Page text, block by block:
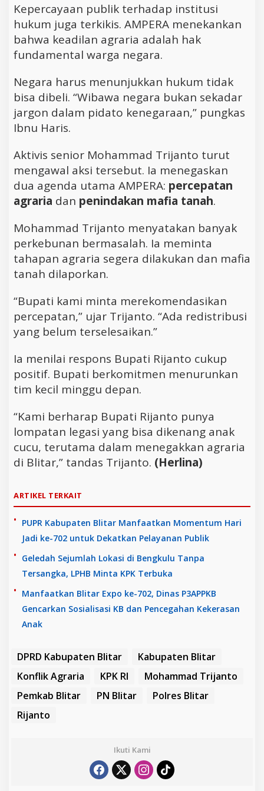
Kepercayaan publik terhadap institusi
hukum juga terkikis. AMPERA menekankan
bahwa keadilan agraria adalah hak
fundamental warga negara.
Negara harus menunjukkan hukum tidak
bisa dibeli. “Wibawa negara bukan sekadar
jargon dalam pidato kenegaraan,” pungkas
Ibnu Haris.
Aktivis senior Mohammad Trijanto turut
mengawal aksi tersebut. Ia menegaskan
dua agenda utama AMPERA: percepatan
agraria dan penindakan mafia tanah.
Mohammad Trijanto menyatakan banyak
perkebunan bermasalah. Ia meminta
tahapan agraria segera dilakukan dan mafia
tanah dilaporkan.
“Bupati kami minta merekomendasikan
percepatan,” ujar Trijanto. “Ada redistribusi
yang belum terselesaikan.”
Ia menilai respons Bupati Rijanto cukup
positif. Bupati berkomitmen menurunkan
tim kecil minggu depan.
“Kami berharap Bupati Rijanto punya
lompatan legasi yang bisa dikenang anak
cucu, terutama dalam menegakkan agraria
di Blitar,” tandas Trijanto. (Herlina)
ARTIKEL TERKAIT
PUPR Kabupaten Blitar Manfaatkan Momentum Hari
Jadi ke-702 untuk Dekatkan Pelayanan Publik
Geledah Sejumlah Lokasi di Bengkulu Tanpa
Tersangka, LPHB Minta KPK Terbuka
Manfaatkan Blitar Expo ke-702, Dinas P3APPKB
Gencarkan Sosialisasi KB dan Pencegahan Kekerasan
Anak
DPRD Kabupaten Blitar
Kabupaten Blitar
Konflik Agraria
KPK RI
Mohammad Trijanto
Pemkab Blitar
PN Blitar
Polres Blitar
Rijanto
Ikuti Kami